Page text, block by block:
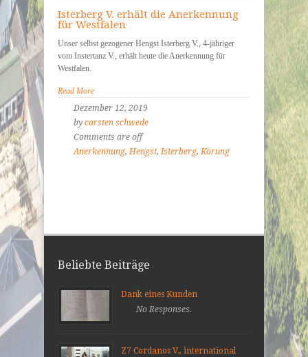
Isterberg V. erhält die Anerkennung
für Westfalen
Unser selbst gezogener Hengst Isterberg V., 4-jähriger
vom Instertanz V., erhält heute die Anerkennung für
Westfalen.
Read More
Dezember 12, 2019
by carsten schwede
Comments are off
Anerkennung,Hengst,Isterberg,Körung
Beliebte Beiträge
Dank eines Kunden
No Responses.
Z7 Cordanos V., international